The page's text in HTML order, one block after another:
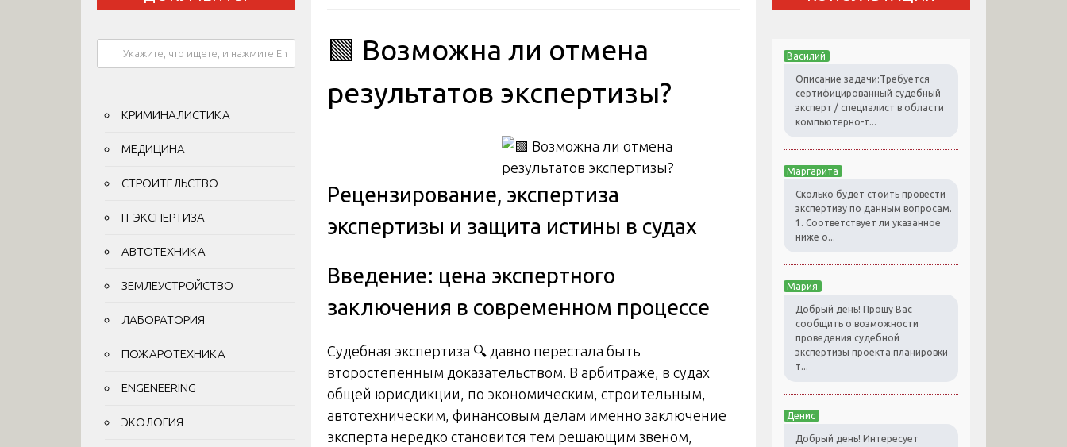
🟩 Возможна ли отмена
результатов экспертизы?
Рецензирование, экспертиза
экспертизы и защита истины в судах
Введение: цена экспертного
заключения в современном процессе
Судебная экспертиза 🔍 давно перестала быть
второстепенным доказательством. В арбитраже, в судах
общей юрисдикции, по экономическим, строительным,
автотехническим, финансовым делам именно заключение
эксперта нередко становится тем решающим звеном,
КРИМИНАЛИСТИКА
МЕДИЦИНА
СТРОИТЕЛЬСТВО
IT ЭКСПЕРТИЗА
АВТОТЕХНИКА
ЗЕМЛЕУСТРОЙСТВО
ЛАБОРАТОРИЯ
ПОЖАРОТЕХНИКА
ENGENEERING
ЭКОЛОГИЯ
Василий
Описание задачи:Требуется
сертифицированный судебный
эксперт / специалист в области
компьютерно-т...
Маргарита
Сколько будет стоить провести
экспертизу по данным вопросам.
1. Соответствует ли указанное
ниже о...
Мария
Добрый день! Прошу Вас
сообщить о возможности
проведения судебной
экспертизы проекта планировки
т...
Денис
Добрый день! Интересует